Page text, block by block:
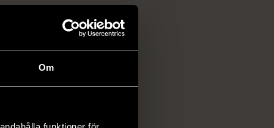
Om
elektronik i våra